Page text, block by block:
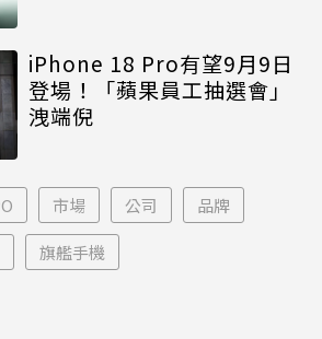
iPhone 18 Pro有望9月9日
登場！「蘋果員工抽選會」
洩端倪
市場 公司 品牌
旗艦手機